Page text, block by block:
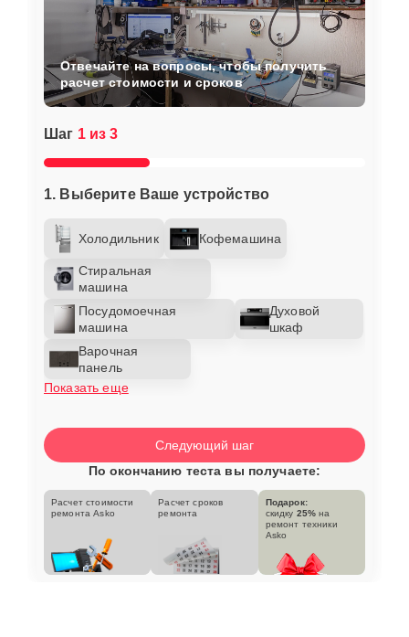
Шаг 1 из 3
1. Выберите Ваше устройство
Холодильник Кофемашина
Стиральная
машина
Посудомоечная
машина
Духовой
шкаф
Варочная
панель
Показать еще
Отвечайте на вопросы, чтобы получить
расчет стоимости и сроков
Следующий шаг
По окончанию теста вы получаете:
Расчет стоимости
ремонта Asko
Расчет сроков
ремонта
Подарок:
скидку 25% на
ремонт техники
Asko